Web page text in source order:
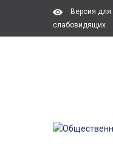
Версия для
слабовидящих